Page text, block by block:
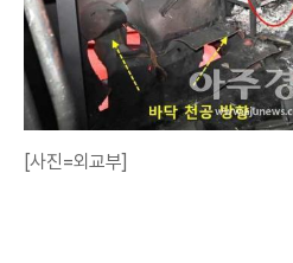
[사진=외교부]